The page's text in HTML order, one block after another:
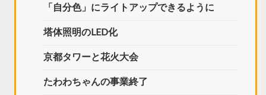
「自分色」にライトアップできるように
塔体照明のLED化
京都タワーと花火大会
たわわちゃんの事業終了